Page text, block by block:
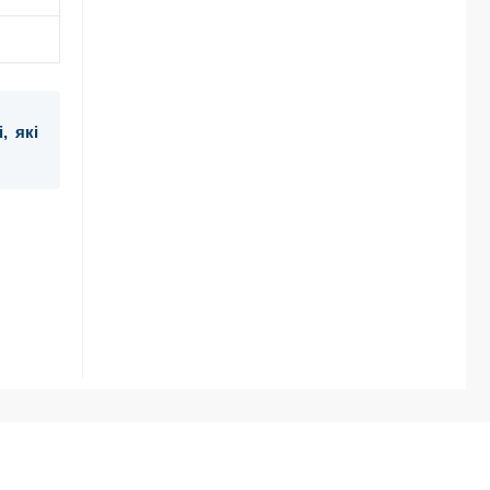
які